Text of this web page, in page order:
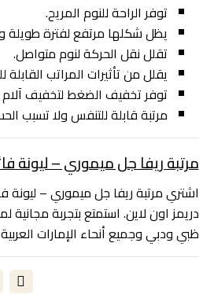
توفر الراحة للنوم المريح.
يظل شكلها مرتفع لفترة
تقلل نقل الحركة لنوم متواصل.
يقلل من تأثيرات المراتب
توفر تخفيف الضغط لتخفيف
مرتبة قابلة للتنفس ولا تسبب
مرتبة ريفا جل ميموري – ليونة
اشتري مرتبة ريفا جل ميموري –
ظبي ودبي وجميع أنحاء الإمارات